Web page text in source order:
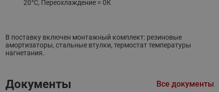
20°С, Переохлаждение = 0К
В поставку включен монтажный комплект: резиновые
амортизаторы, стальные втулки, термостат температуры
нагнетания.
Документы Все документы